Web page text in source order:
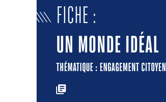
FICHE :
UN MONDE IDÉAL
THÉMATIQUE : ENGAGEMENT CITOYEN